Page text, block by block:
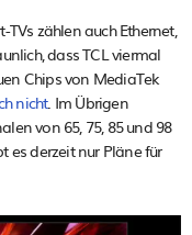
zählen auch Ethernet,
dass TCL viermal
Chips von MediaTek
nicht. Im Übrigen
von 65, 75, 85 und 98
es derzeit nur Pläne für